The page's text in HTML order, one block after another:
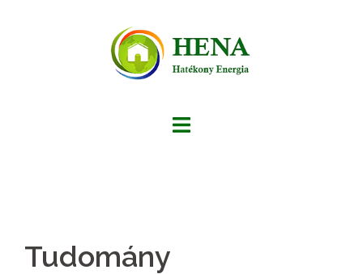
Tudomány